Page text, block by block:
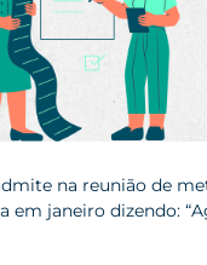
na reunião de
em janeiro dizendo: